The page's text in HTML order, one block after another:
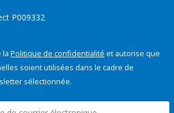
P009332
la Politique de confidentialité et autorise que
soient utilisées dans le cadre de
sélectionnée.